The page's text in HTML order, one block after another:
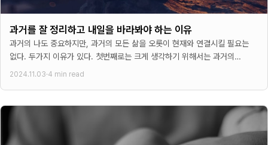
과거를 잘 정리하고 내일을 바라봐야 하는 이유
과거의 나도 중요하지만, 과거의 모든 삶을 오롯이 현재와 연결시킬 필요는
없다. 두가지 이유가 있다. 첫번째로는 크게 생각하기 위해서는 과거의
이야기에 너무 묶여서는 안된다. 사실
2024.11.03·4 min read